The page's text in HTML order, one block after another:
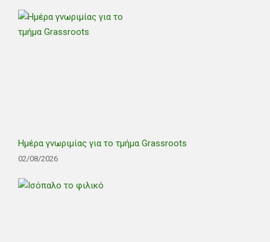
Ημέρα γνωριμίας για το τμήμα Grassroots
02/08/2026